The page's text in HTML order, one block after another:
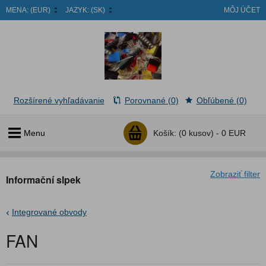
MENA: (EUR) JAZYK: (SK) MÔJ ÚČET
Menu Košík: (0 kusov) - 0 EUR
Rozšírené vyhľadávanie Porovnané (0) Obľúbené (0)
Zobraziť filter
Informační slpek
Integrované obvody
FAN